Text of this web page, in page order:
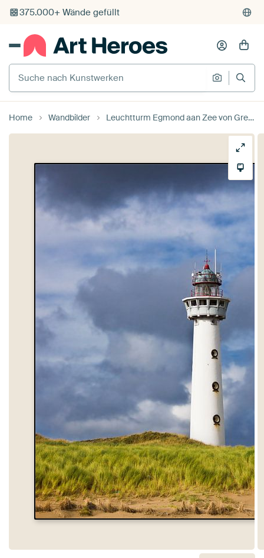
375.000+ Wände gefüllt
Kostenloser Versand
Kauf auf Rechnung
Individueller Druck auf Bestellung
Suche nach Kunstwerken
Suche
Home Wandbilder Leuchtturm Egmond aan Zee von Greetje van Son